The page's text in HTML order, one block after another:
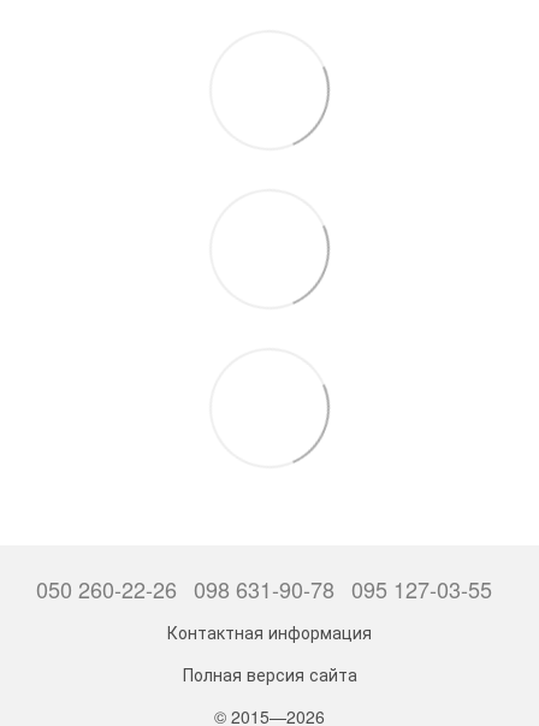
050 260-22-26 098 631-90-78 095 127-03-55
Контактная информация
Полная версия сайта
© 2015—2026